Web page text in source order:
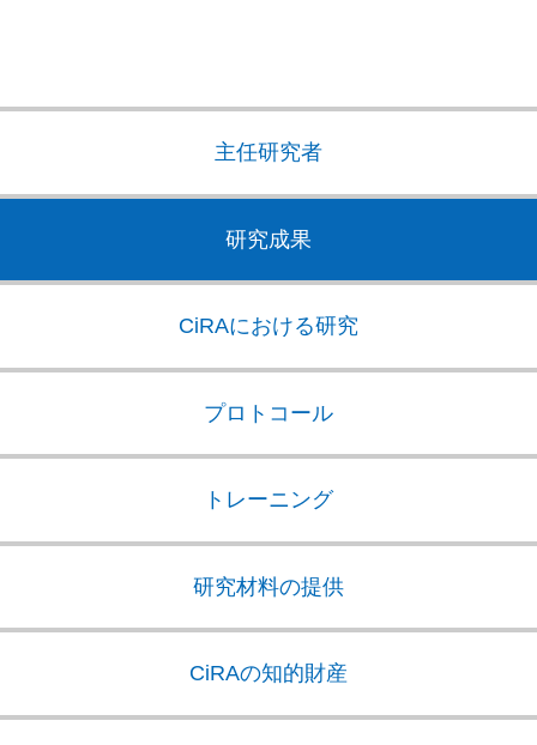
主任研究者
研究成果
CiRAにおける研究
プロトコール
トレーニング
研究材料の提供
CiRAの知的財産